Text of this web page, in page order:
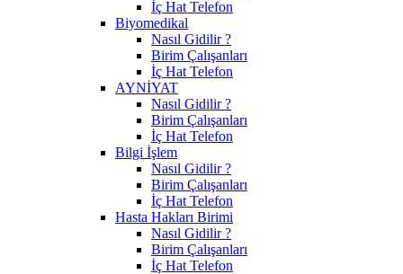
İç Hat Telefon
Biyomedikal
Nasıl Gidilir ?
Birim Çalışanları
İç Hat Telefon
AYNİYAT
Nasıl Gidilir ?
Birim Çalışanları
İç Hat Telefon
Bilgi İşlem
Nasıl Gidilir ?
Birim Çalışanları
İç Hat Telefon
Hasta Hakları Birimi
Nasıl Gidilir ?
Birim Çalışanları
İç Hat Telefon